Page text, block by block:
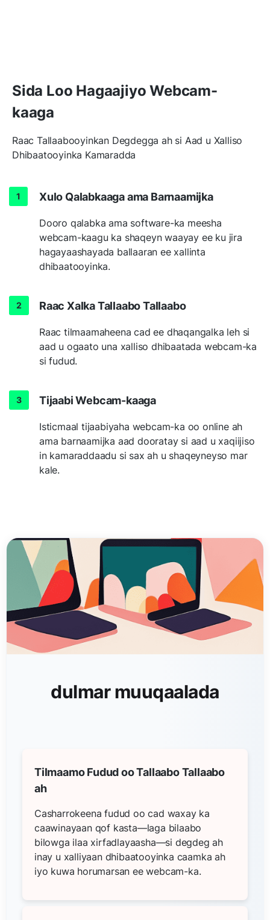
Sida Loo Hagaajiyo Webcam-
kaaga
Raac Tallaabooyinkan Degdegga ah si Aad u Xalliso
Dhibaatooyinka Kamaradda
Xulo Qalabkaaga ama Barnaamijka
Dooro qalabka ama software-ka meesha
webcam-kaagu ka shaqeyn waayay ee ku jira
hagayaashayada ballaaran ee xallinta
dhibaatooyinka.
Raac Xalka Tallaabo Tallaabo
Raac tilmaamaheena cad ee dhaqangalka leh si
aad u ogaato una xalliso dhibaatada webcam-ka
si fudud.
Tijaabi Webcam-kaaga
Isticmaal tijaabiyaha webcam-ka oo online ah
ama barnaamijka aad dooratay si aad u xaqiijiso
in kamaraddaadu si sax ah u shaqeyneyso mar
kale.
dulmar muuqaalada
Tilmaamo Fudud oo Tallaabo Tallaabo
ah
Casharrokeena fudud oo cad waxay ka
caawinayaan qof kasta—laga bilaabo
bilowga ilaa xirfadlayaasha—si degdeg ah
inay u xalliyaan dhibaatooyinka caamka ah
iyo kuwa horumarsan ee webcam-ka.